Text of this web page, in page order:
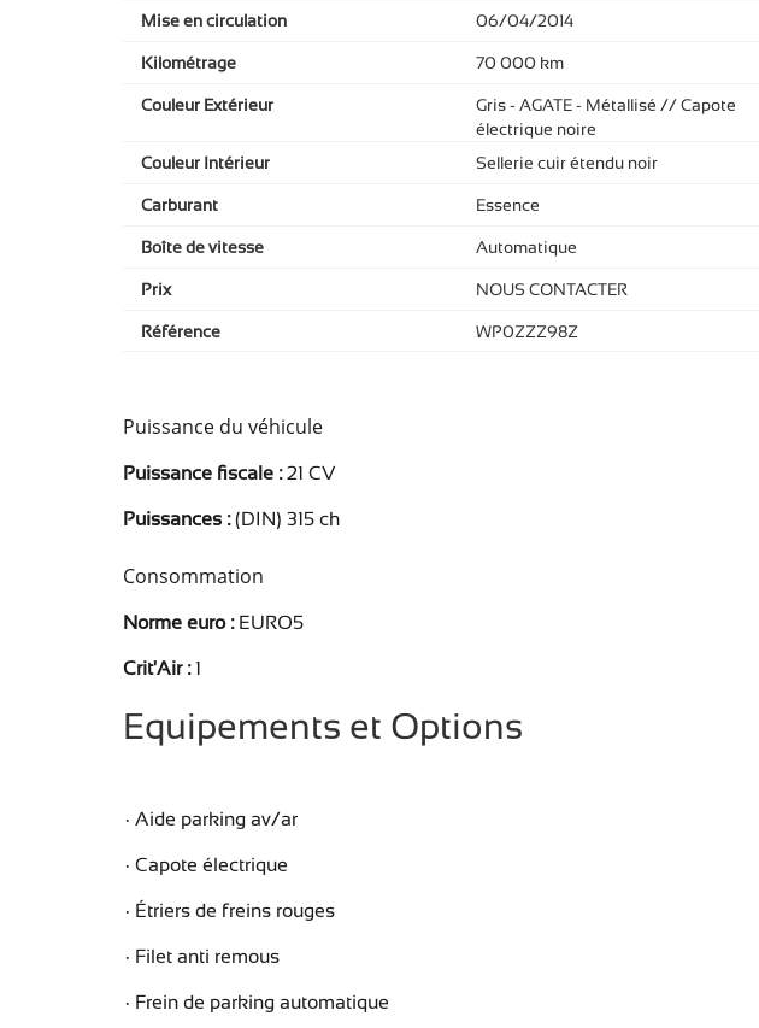
Mise en circulation 06/04/2014
Kilométrage 70 000 km
Couleur Extérieur
Gris - AGATE - Métallisé // Capote
électrique noire
Couleur Intérieur
Sellerie cuir étendu noir
Carburant Essence
Boîte de vitesse Automatique
Prix NOUS CONTACTER
Référence WP0ZZZ98Z
Puissance du véhicule
Puissance fiscale : 21 CV
Puissances : (DIN) 315 ch
Consommation
Norme euro : EURO5
Crit'Air : 1
Equipements et Options
Aide parking av/ar
Capote électrique
Étriers de freins rouges
Filet anti remous
Frein de parking automatique